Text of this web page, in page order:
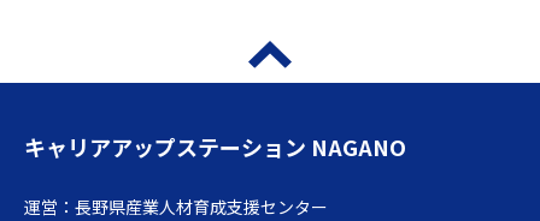
キャリアアップステーション NAGANO
運営：長野県産業人材育成支援センター